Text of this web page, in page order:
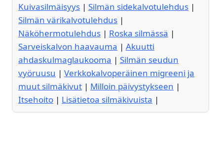
Kuivasilmäisyys | Silmän sidekalvotulehdus |
Silmän värikalvotulehdus |
Näköhermotulehdus | Roska silmässä |
Sarveiskalvon haavauma | Akuutti
ahdaskulmaglaukooma | Silmän seudun
vyöruusu | Verkkokalvoperäinen migreeni ja
muut silmäkivut | Milloin päivystykseen |
Itsehoito | Lisätietoa silmäkivuista |